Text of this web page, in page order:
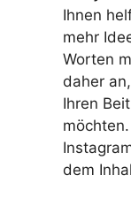
Ihnen
mehr
Worten
daher
Ihren
dem